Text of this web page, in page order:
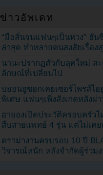
ข่าวอัพเดท
“มือสั่นจนแฟนๆเป็นห่วง” ฮัน
ล่าสุด ทำหลายคนสงสัยเรื่อง
นานะปรากฏตัวกับลุคใหม่ ส
ลักษณ์ที่เปลี่ยนไป
บยอนอูซอกเคยเซอร์ไพรส์ไอ
พิเศษ แฟนๆเพิ่งสังเกตหลังผ่
ฮายองเปิดประวัติครอบครัว
สืบสายแพทย์ 4 รุ่น แต่ไม่เค
ดราม่างานครบรอบ 10 ปี
วิจารณ์หนัก หลังจำกัดผู้ร่วม